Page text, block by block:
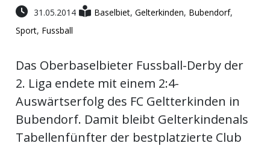
Veranstaltungen
E-
Paper
App
31.05.2014 Baselbiet,Gelterkinden, Bubendorf,
Sport, Fussball
Das Oberbaselbieter Fussball-Derby der
2. Liga endete mit einem 2:4-
Auswärtserfolg des FC Geltterkinden in
Bubendorf. Damit bleibt Gelterkindenals
Tabellenfünfter der bestplatzierte Club